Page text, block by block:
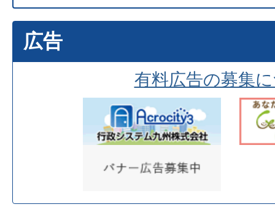
広告
有料広告の募集